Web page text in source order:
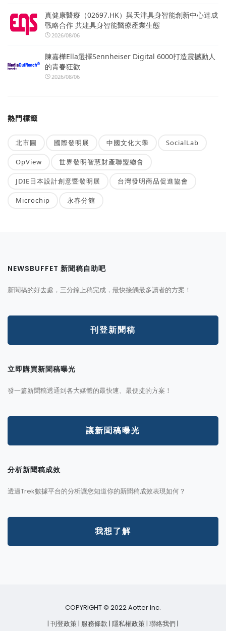
真健康醫療（02697.HK）與天津具身智能創新中心達成
戰略合作 共建具身智能醫療產業生態
2026/08/06
陳嘉樺Ella選擇Sennheiser Digital 6000打造震撼動人
的青春狂歡
2026/08/06
熱門標籤
北市圖 國際發明展 中國文化大學 SocialLab
OpView 世界發明智慧財產聯盟總會
JDIE日本設計創意暨發明展 台灣發明商品促進協會
Microchip 永春分館
NEWSBUFFET 新聞稿自助吧
新聞稿的好去處，三分鐘上稿完成，最快接觸最多讀者的方案！
刊登新聞稿
立即購買新聞稿曝光
發一篇新聞稿透通到各大媒體的最快速、最便捷的方案！
讓新聞稿曝光
分析新聞稿成效
透過Trek數據平台的分析讓您知道你的新聞稿成效表現如何？
我想了解
COPYRIGHT © 2022 Aotter Inc.
| 刊登政策 | 服務條款 | 隱私權政策 | 聯絡我們 |